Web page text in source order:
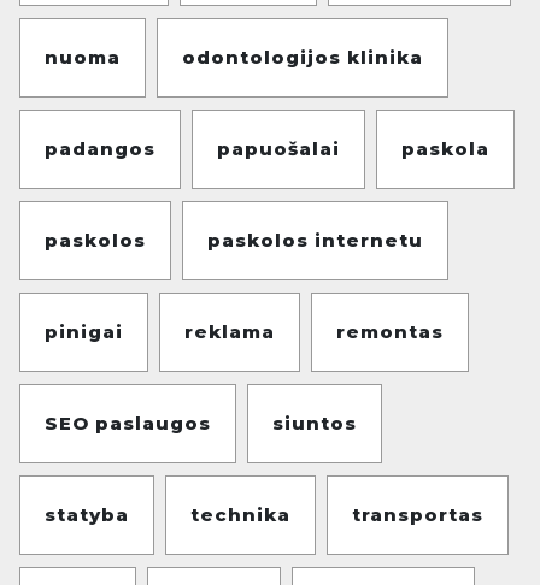
nuoma odontologijos klinika
padangos papuošalai paskola
paskolos paskolos internetu
pinigai reklama remontas
SEO paslaugos siuntos
statyba technika transportas